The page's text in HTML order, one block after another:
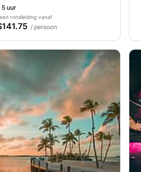
5 uur
rondleiding vanaf
/ persoon